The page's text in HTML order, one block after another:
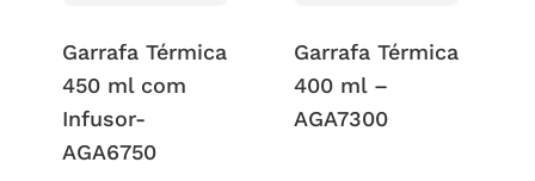
Garrafa Térmica
450 ml com
Infusor-
AGA6750
Garrafa Térmica
400 ml –
AGA7300